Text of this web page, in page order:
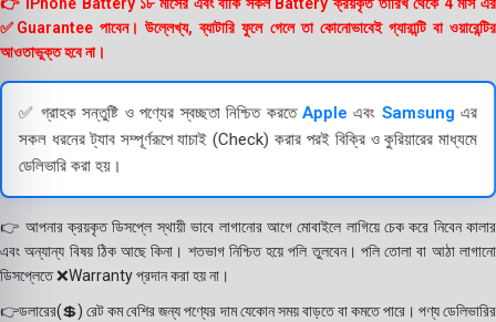
✅Guarantee পাবেন। উল্লেখ্য, ব্যাটারি ফুলে গেলে তা কোনোভাবেই গ্যারান্টি বা ওয়ারেন্টির
আওতাভুক্ত হবে না।
✅ গ্রাহক সন্তুষ্টি ও পণ্যের স্বচ্ছতা নিশ্চিত করতে Apple এবং Samsung এর
সকল ধরনের ট্যাব সম্পূর্ণরূপে যাচাই (Check) করার পরই বিক্রি ও কুরিয়ারের মাধ্যমে
ডেলিভারি করা হয়।
👉 আপনার ক্রয়কৃত ডিসপ্লে স্থায়ী ভাবে লাগানোর আগে মোবাইলে লাগিয়ে চেক করে নিবেন কালার
এবং অন্যান্য বিষয় ঠিক আছে কিনা। শতভাগ নিশ্চিত হয়ে পলি তুলবেন। পলি তোলা বা আঠা লাগানো
ডিসপ্লেতে ❌Warranty প্রদান করা হয় না।
👉ডলারের(💲) রেট কম বেশির জন্য পণ্যের দাম যেকোন সময় বাড়তে বা কমতে পারে। পণ্য ডেলিভারির